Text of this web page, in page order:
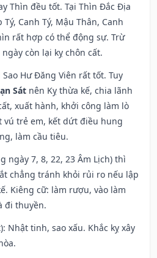
Thìn đều tốt. Tại Thìn Đắc Địa
Canh Tý, Mậu Thân, Canh
rất hợp có thể động sự. Trừ
còn lại kỵ chôn cất.
Hư Đăng Viên rất tốt. Tuy
Sát nên Kỵ thừa kế, chia lãnh
xuất hành, khởi công làm lò
vú trẻ em, kết dứt điều hung
làm cầu tiêu.
ngày 7, 8, 22, 23 Âm Lịch) thì
chẳng tránh khỏi rủi ro nếu lập
Kiêng cữ: làm rượu, vào làm
đi thuyền.
Nhật tinh, sao xấu. Khắc kỵ xây